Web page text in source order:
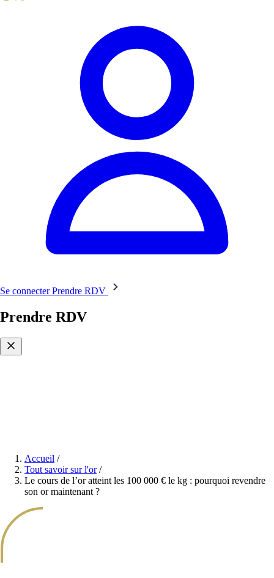
Se connecter Prendre RDV
Prendre RDV
Accueil /
Tout savoir sur l'or /
Le cours de l’or atteint les 100 000 € le kg : pourquoi revendre
son or maintenant ?